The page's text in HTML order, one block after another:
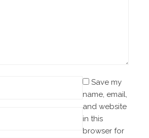
Save my
name, email,
and website
in this
browser for